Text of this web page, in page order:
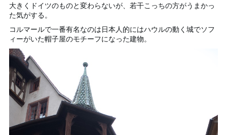
大きくドイツのものと変わらないが、若干こっちの方がうまかっ
た気がする。
コルマールで一番有名なのは日本人的にはハウルの動く城でソフ
ィーがいた帽子屋のモチーフになった建物。